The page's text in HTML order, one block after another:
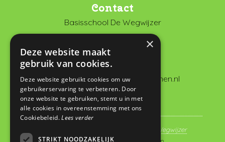
Contact
Basisschool De Wegwijzer
De Looch 13
4133 DK Vianen
0347 372673
administratie@dewegwijzervianen.nl
Basisschool De Wegwijzer
×
Deze website maakt
gebruik van cookies.
Deze website gebruikt cookies om uw
gebruikerservaring te verbeteren. Door
onze website te gebruiken, stemt u in met
alle cookies in overeenstemming met ons
Cookiebeleid.Lees verder
STRIKT NOODZAKELIJK